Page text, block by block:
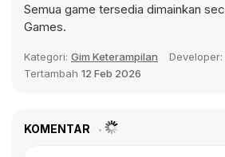
Semua game tersedia dimainkan
Games.
Kategori: Gim Keterampilan Developer:
Tertambah 12 Feb 2026
KOMENTAR